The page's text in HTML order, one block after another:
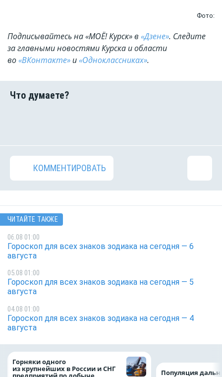
Фото:
Подписывайтесь на «МОЁ! Курск» в «Дзене». Cледите
за главными новостями Курска и области
во«ВКонтакте» и«Одноклассниках».
КОММЕНТИРОВАТЬ
ЧИТАЙТЕ ТАКЖЕ
06.08 01:00
Гороскоп для всех знаков зодиака на сегодня — 6
августа
05.08 01:00
Гороскоп для всех знаков зодиака на сегодня — 5
августа
04.08 01:00
Гороскоп для всех знаков зодиака на сегодня — 4
августа
Горняки одного
из крупнейших в России и СНГ Популяция